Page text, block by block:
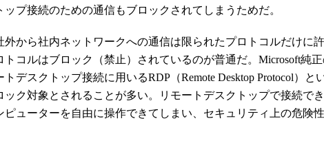
ップ接続のための通信もブロックされてしまうためだ。
から社内ネットワークへの通信は限られたプロトコルだけに
トコルはブロック（禁止）されているのが普通だ。Microsoft純
トデスクトップ接続に用いるRDP（Remote Desktop Protocol）と
ック対象とされることが多い。リモートデスクトップで接続で
ピューターを自由に操作できてしまい、セキュリティ上の危険